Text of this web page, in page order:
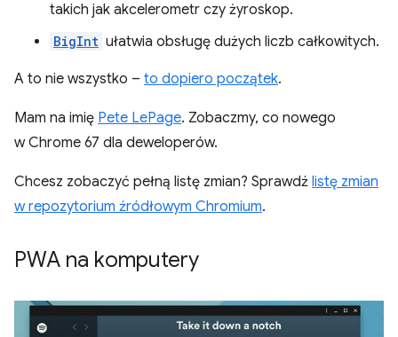
takich jak akcelerometr czy żyroskop.
BigInt ułatwia obsługę dużych liczb całkowitych.
A to nie wszystko – to dopiero początek.
Mam na imię Pete LePage. Zobaczmy, co nowego
w Chrome 67 dla deweloperów.
Chcesz zobaczyć pełną listę zmian? Sprawdź listę zmian
w repozytorium źródłowym Chromium.
PWA na komputery